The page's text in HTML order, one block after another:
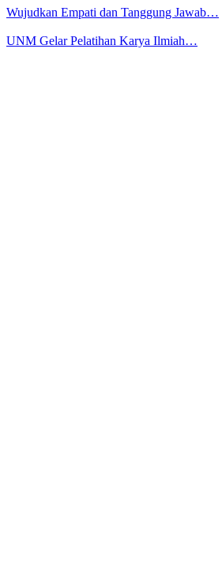
Wujudkan Empati dan Tanggung Jawab…
UNM Gelar Pelatihan Karya Ilmiah…